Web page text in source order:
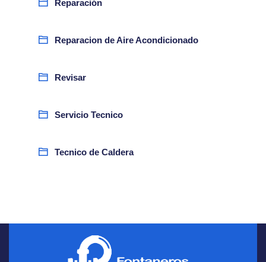
Reparación
Reparacion de Aire Acondicionado
Revisar
Servicio Tecnico
Tecnico de Caldera